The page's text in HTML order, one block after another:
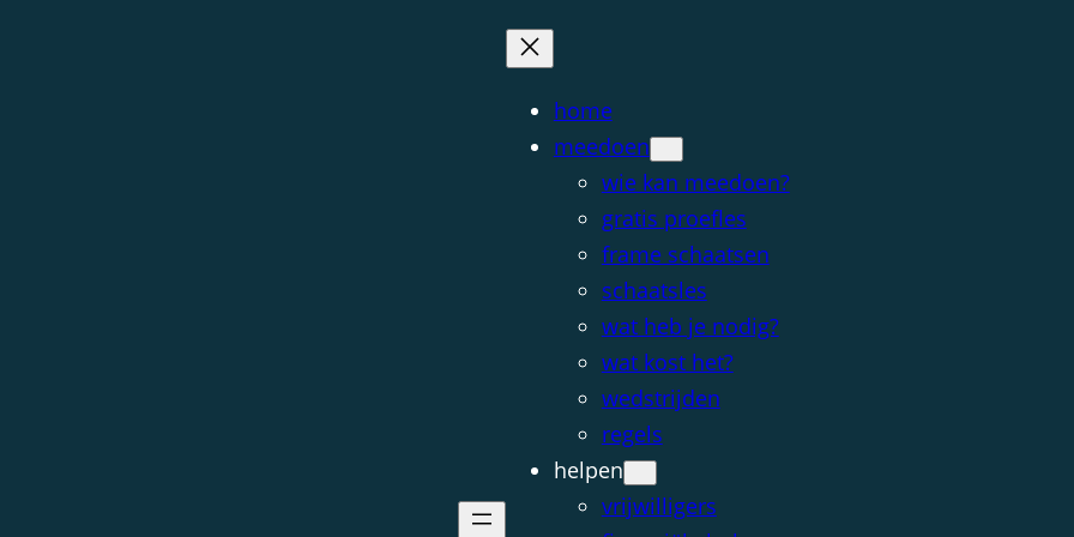
home
meedoen
wie kan meedoen?
gratis proefles
frame schaatsen
schaatsles
wat heb je nodig?
wat kost het?
wedstrijden
regels
helpen
vrijwilligers